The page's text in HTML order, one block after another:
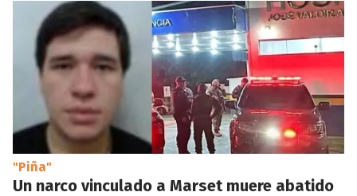
"Piña"
Un narco vinculado a Marset muere abatido